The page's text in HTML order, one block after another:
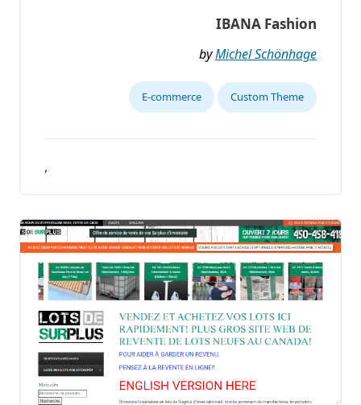
IBANA Fashion
byMichel Schönhage
Custom Theme
E-commerce
,